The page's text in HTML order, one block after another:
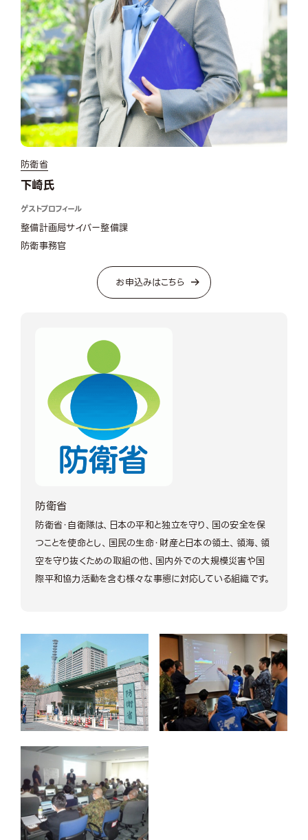
防衛省
下崎氏
ゲストプロフィール
整備計画局サイバー整備課
防衛事務官
お申込みはこちら
防衛省
防衛省・自衛隊は、日本の平和と独立を守り、国の安全を保
つことを使命とし、国民の生命・財産と日本の領土、領海、領
空を守り抜くための取組の他、国内外での大規模災害や国
際平和協力活動を含む様々な事態に対応している組織です。